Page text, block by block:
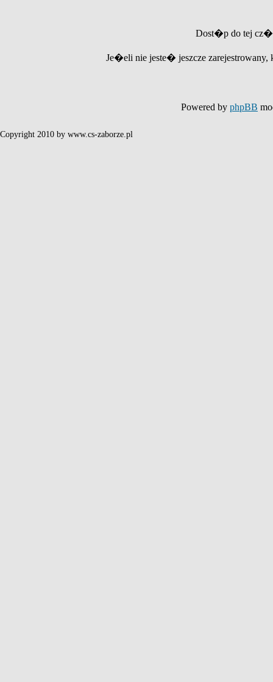
Dost�p do tej
Je�eli nie jeste� jeszcze
Powered by phpBB
Copyright 2010 by www.cs-zaborze.pl